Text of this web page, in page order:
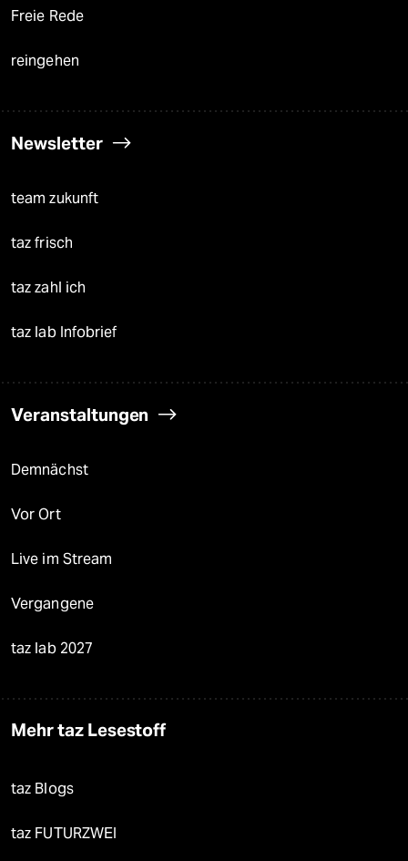
Freie Rede
reingehen
Newsletter
team zukunft
taz frisch
taz zahl ich
taz lab Infobrief
Veranstaltungen
Demnächst
Vor Ort
Live im Stream
Vergangene
taz lab 2027
Mehr taz Lesestoff
taz Blogs
taz FUTURZWEI